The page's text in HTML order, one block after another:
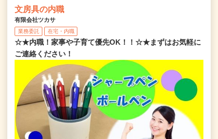
文房具の内職
有限会社ツカサ
業務委託 在宅・内職
☆★内職！家事や子育て優先OK！！☆★まずはお気軽に
ご連絡ください！